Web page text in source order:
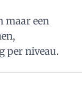
maar een
per niveau.